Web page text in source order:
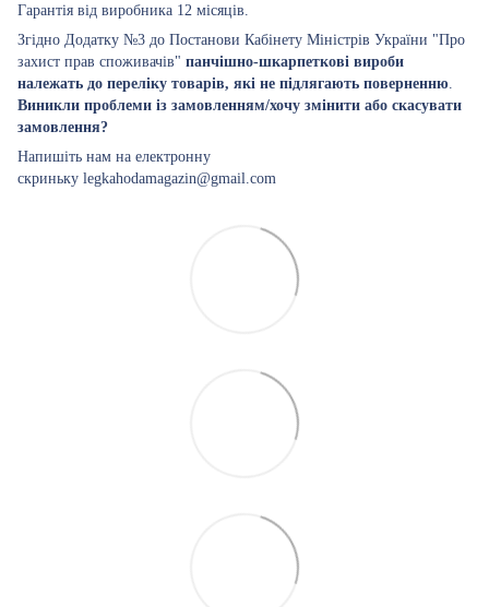
Гарантія від виробника 12 місяців.
Згідно Додатку №3 до Постанови Кабінету Міністрів України "Про
захист прав споживачів" панчішно-шкарпеткові вироби
належать до переліку товарів, які не підлягають поверненню
Виникли проблеми із замовленням/хочу змінити або скасувати
замовлення?
Напишіть нам на електронну
скриньку legkahodamagazin@gmail.com